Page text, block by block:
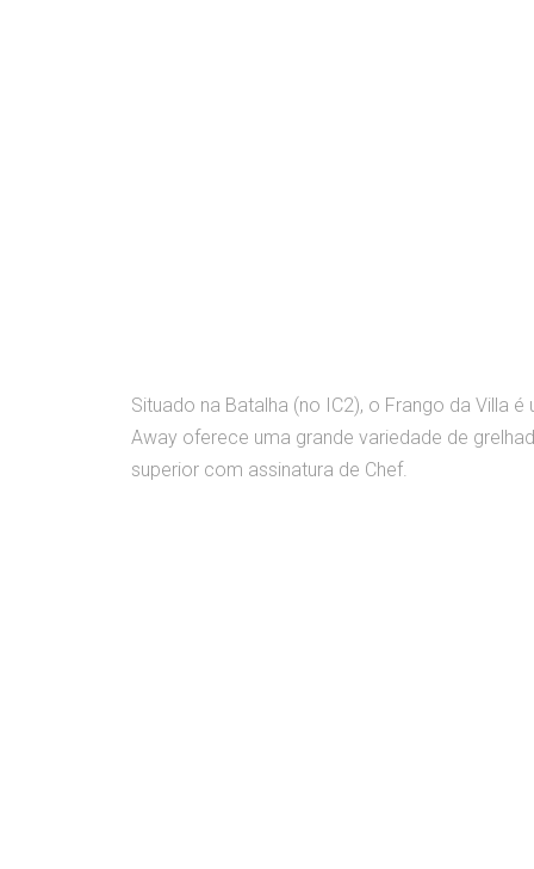
Situado na Batalha (no IC2), o Frango da Villa
Away oferece uma grande variedade de
superior com assinatura de Chef.